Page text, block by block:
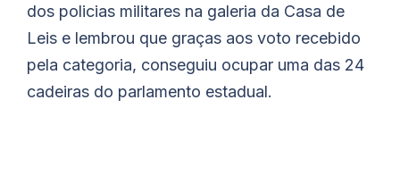
dos policias militares na galeria da Casa de
Leis e lembrou que graças aos voto recebido
pela categoria, conseguiu ocupar uma das 24
cadeiras do parlamento estadual.